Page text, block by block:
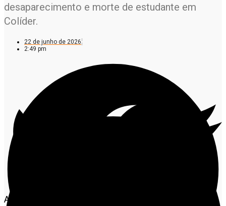
desaparecimento e morte de estudante em
Colíder.
22 de junho de 2026
2:49 pm
A Polícia Civil de Colíder, com apoio da Coordenadoria